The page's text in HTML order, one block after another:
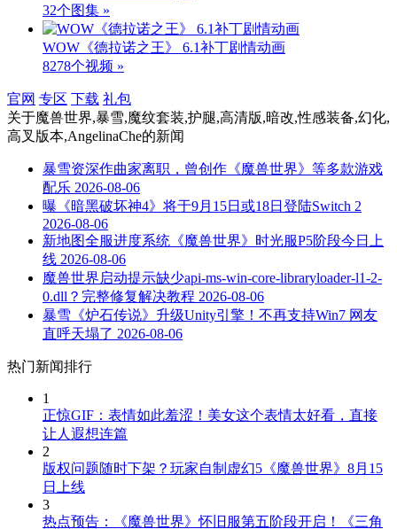
32个图集 »
WOW《德拉诺之王》 6.1补丁剧情动画
8278个视频 »
官网 专区 下载 礼包
关于魔兽世界,暴雪,魔纹套装,护腿,高清版,暗改,性感装备,幻化,
高叉版本,AngelinaChe的新闻
暴雪资深作曲家离职，曾创作《魔兽世界》等多款游戏
配乐 2026-08-06
曝《暗黑破坏神4》将于9月15日或18日登陆Switch 2
2026-08-06
新地图全服进度系统《魔兽世界》时光服P5阶段今日上
线 2026-08-06
魔兽世界启动提示缺少api-ms-win-core-libraryloader-l1-2-
0.dll？完整修复解决教程 2026-08-06
暴雪《炉石传说》升级Unity引擎！不再支持Win7 网友
直呼天塌了 2026-08-06
热门新闻排行
1
正惊GIF：表情如此羞涩！美女这个表情太好看，直接
让人遐想连篇
2
版权问题随时下架？玩家自制虚幻5《魔兽世界》8月15
日上线
3
热点预告：《魔兽世界》怀旧服第五阶段开启！《三角